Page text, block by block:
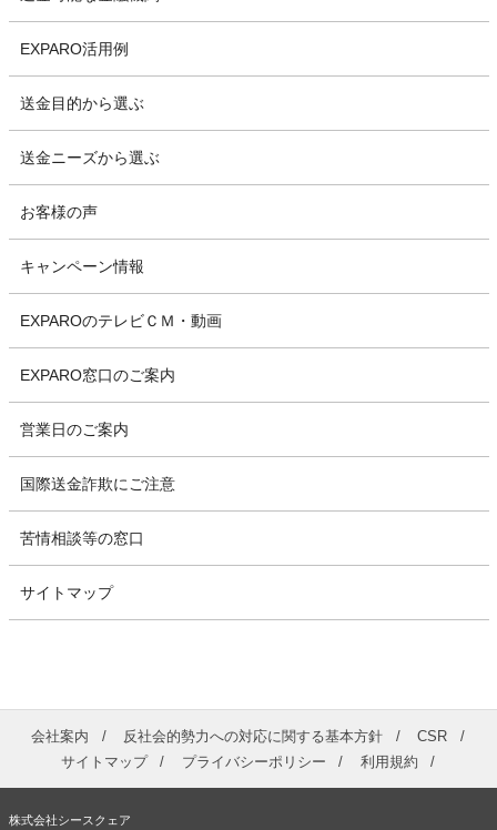
EXPARO活用例
送金目的から選ぶ
送金ニーズから選ぶ
お客様の声
キャンペーン情報
EXPAROのテレビＣＭ・動画
EXPARO窓口のご案内
営業日のご案内
国際送金詐欺にご注意
苦情相談等の窓口
サイトマップ
会社案内 反社会的勢力への対応に関する基本方針
CSR
サイトマップ
プライバシーポリシー 利用規約
株式会社シースクェア